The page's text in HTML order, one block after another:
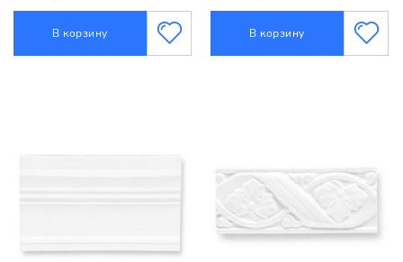
В корзину В корзину